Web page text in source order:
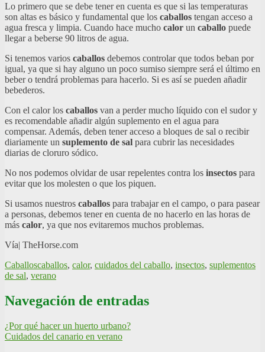
Lo primero que se debe tener en cuenta es que si las temperaturas
son altas es básico y fundamental que los caballos tengan acceso a
agua fresca y limpia. Cuando hace mucho calor un caballo puede
llegar a beberse 90 litros de agua.
Si tenemos varios caballos debemos controlar que todos beban por
igual, ya que si hay alguno un poco sumiso siempre será el último en
beber o tendrá problemas para hacerlo. Si es así se pueden añadir
bebederos.
Con el calor los caballos van a perder mucho líquido con el sudor y
es recomendable añadir algún suplemento en el agua para
compensar. Además, deben tener acceso a bloques de sal o recibir
diariamente un suplemento de sal para cubrir las necesidades
diarias de cloruro sódico.
No nos podemos olvidar de usar repelentes contra los insectos para
evitar que los molesten o que los piquen.
Si usamos nuestros caballos para trabajar en el campo, o para pasear
a personas, debemos tener en cuenta de no hacerlo en las horas de
más calor, ya que nos evitaremos muchos problemas.
Vía| TheHorse.com
Caballoscaballos, calor, cuidados del caballo, insectos, suplementos
de sal, verano
Navegación de entradas
¿Por qué hacer un huerto urbano?
Cuidados del canario en verano